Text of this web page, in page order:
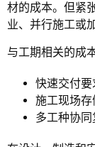
材的成本。但紧
业、并行施工或
与工期相关的成
快速交付要
施工现场
多工种协同